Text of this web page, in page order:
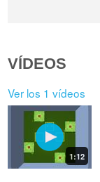
VÍDEOS
Ver los 1 vídeos
1:12